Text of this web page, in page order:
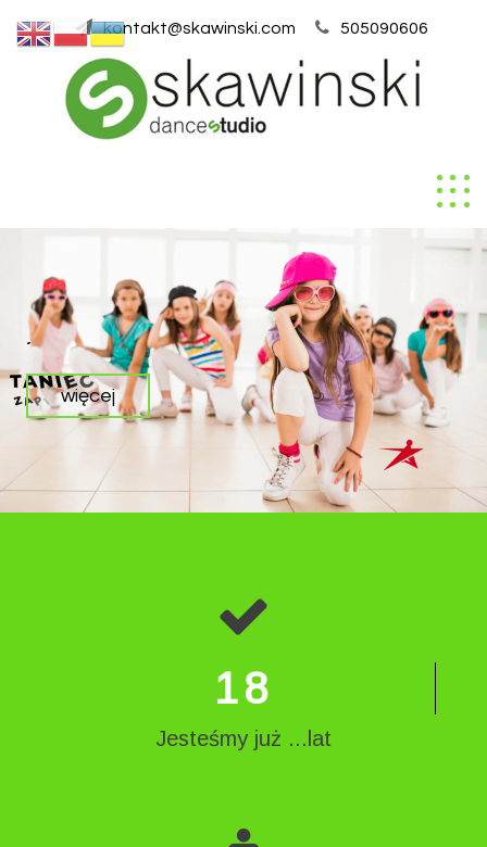
kontakt@skawinski.com 505090606
.
więcej
18
Jesteśmy już ...lat